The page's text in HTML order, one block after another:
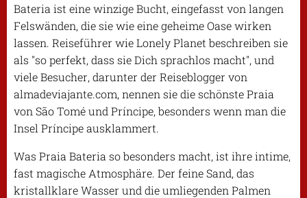
Bateria ist eine winzige Bucht, eingefasst von langen
Felswänden, die sie wie eine geheime Oase wirken
lassen. Reiseführer wie Lonely Planet beschreiben sie
als "so perfekt, dass sie Dich sprachlos macht", und
viele Besucher, darunter der Reiseblogger von
almadeviajante.com, nennen sie die schönste Praia
von São Tomé und Príncipe, besonders wenn man die
Insel Príncipe ausklammert.
Was Praia Bateria so besonders macht, ist ihre intime,
fast magische Atmosphäre. Der feine Sand, das
kristallklare Wasser und die umliegenden Palmen